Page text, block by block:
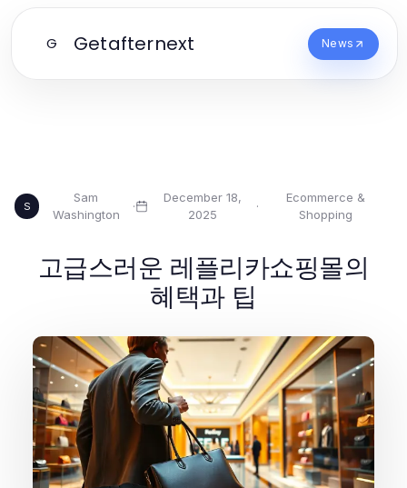
G Getafternext News
S
Sam
Washington
·
December 18,
2025
·
Ecommerce &
Shopping
고급스러운 레플리카쇼핑몰의
혜택과 팁